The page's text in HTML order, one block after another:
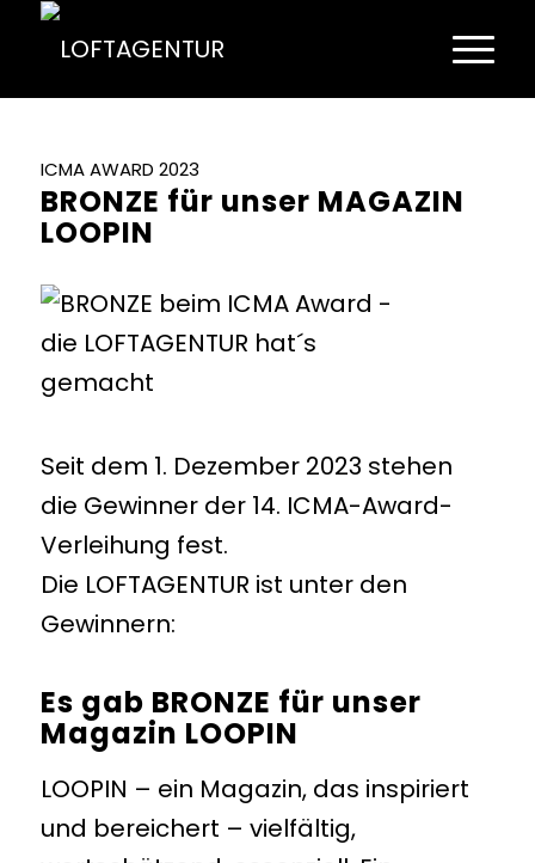
ICMA AWARD 2023
BRONZE für unser MAGAZIN
LOOPIN
Seit dem 1. Dezember 2023 stehen
die Gewinner der 14. ICMA-Award-
Verleihung fest.
Die LOFTAGENTUR ist unter den
Gewinnern:
Es gab BRONZE für unser
Magazin LOOPIN
LOOPIN – ein Magazin, das inspiriert
und bereichert – vielfältig,